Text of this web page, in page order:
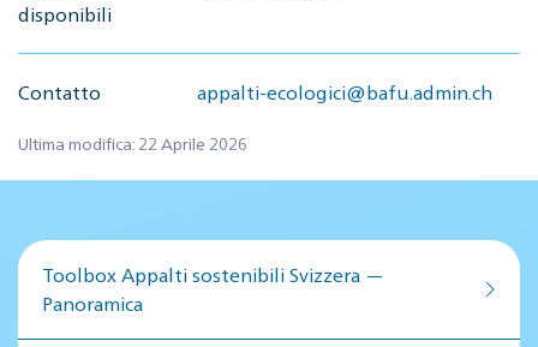
disponibili
Contatto appalti-ecologici@bafu.admin.ch
Ultima modifica: 22 Aprile 2026
Toolbox Appalti sostenibili Svizzera —
Panoramica